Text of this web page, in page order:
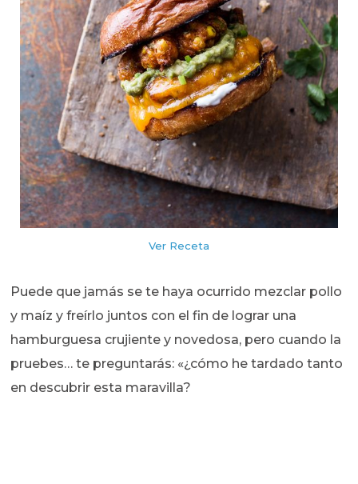
Ver Receta
Puede que jamás se te haya ocurrido mezclar pollo
y maíz y freírlo juntos con el fin de lograr una
hamburguesa crujiente y novedosa, pero cuando la
pruebes… te preguntarás: «¿cómo he tardado tanto
en descubrir esta maravilla?